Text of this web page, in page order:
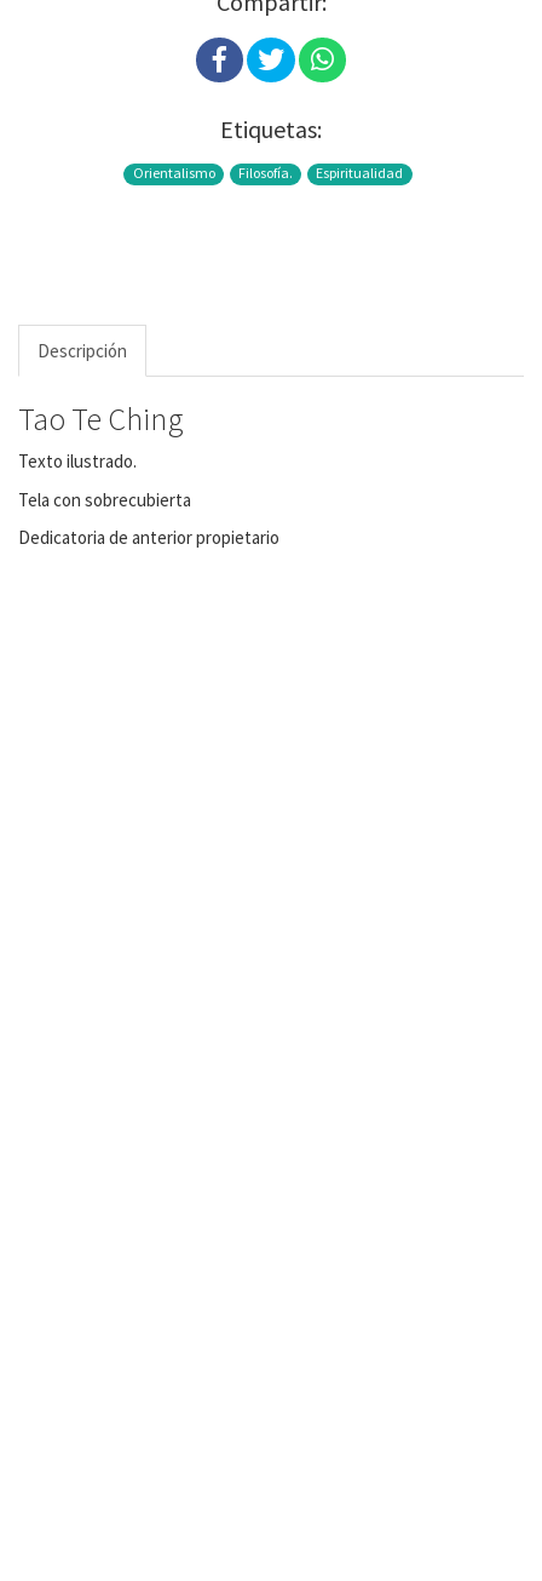
Etiquetas:
Orientalismo Filosofía. Espiritualidad
Descripción
Tao Te Ching
Texto ilustrado.
Tela con sobrecubierta
Dedicatoria de anterior propietario